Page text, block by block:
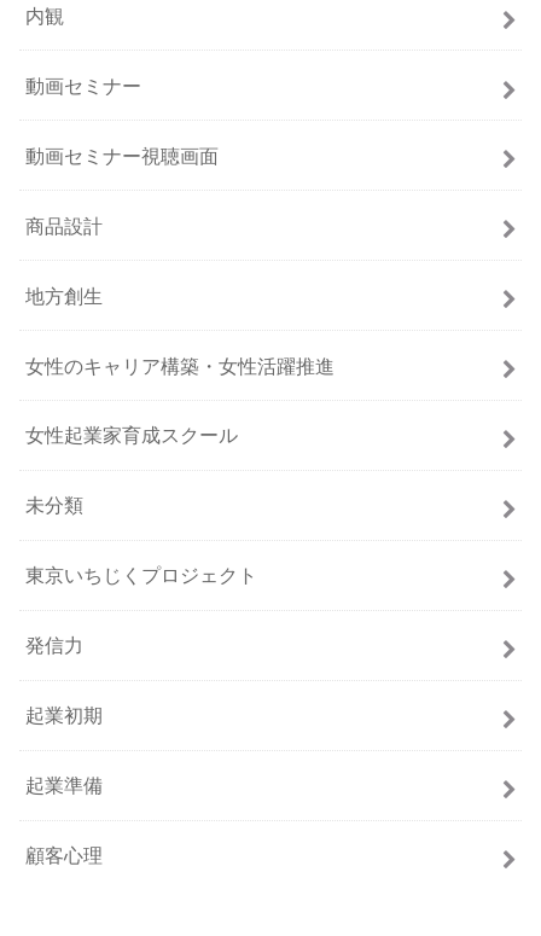
内観
動画セミナー
動画セミナー視聴画面
商品設計
地方創生
女性のキャリア構築・女性活躍推進
女性起業家育成スクール
未分類
東京いちじくプロジェクト
発信力
起業初期
起業準備
顧客心理